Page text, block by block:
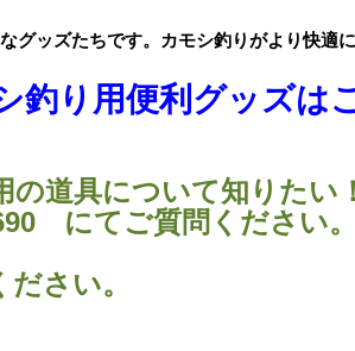
グッズたちです。カモシ釣りがより快適に
釣り用便利グッズは
の道具について知りた
にてご質問ください。
さい。